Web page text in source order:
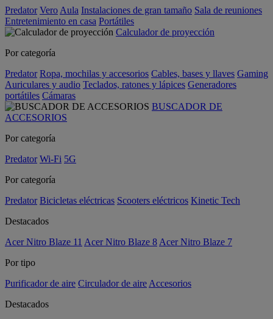
Predator Vero Aula Instalaciones de gran tamaño Sala de reuniones
Entretenimiento en casa Portátiles
Calculador de proyección
Por categoría
Predator Ropa, mochilas y accesorios Cables, bases y llaves Gaming
Auriculares y audio Teclados, ratones y lápices Generadores
portátiles Cámaras
BUSCADOR DE
ACCESORIOS
Por categoría
Predator Wi-Fi 5G
Por categoría
Predator Bicicletas eléctricas Scooters eléctricos Kinetic Tech
Destacados
Acer Nitro Blaze 11 Acer Nitro Blaze 8 Acer Nitro Blaze 7
Por tipo
Purificador de aire Circulador de aire Accesorios
Destacados